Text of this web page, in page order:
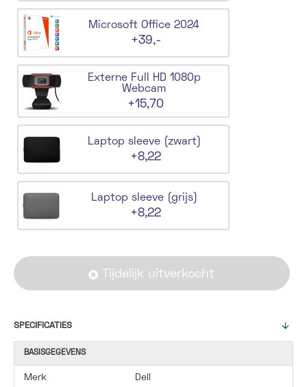
Microsoft Office 2024
+39,-
Externe Full HD 1080p
Webcam
+15,70
Laptop sleeve (zwart)
+8,22
Laptop sleeve (grijs)
+8,22
Tijdelijk uitverkocht
SPECIFICATIES
BASISGEGEVENS
Merk Dell